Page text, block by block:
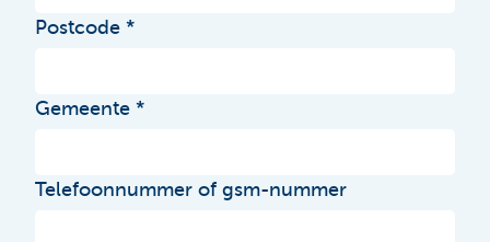
Postcode
Gemeente
Telefoonnummer of gsm-nummer